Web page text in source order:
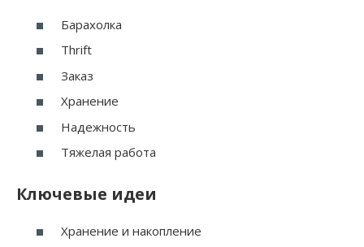
Барахолка
Thrift
Заказ
Хранение
Надежность
Тяжелая работа
Ключевые идеи
Хранение и накопление